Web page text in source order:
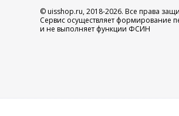
© uisshop.ru, 2018-2026. Все права
Сервис осуществляет формирование
и не выполняет функции ФСИН